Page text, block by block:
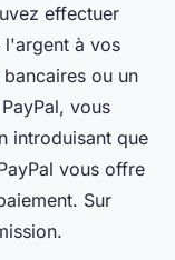
effectuer
l'argent à vos
ou un
vous
introduisant que
vous offre
Sur